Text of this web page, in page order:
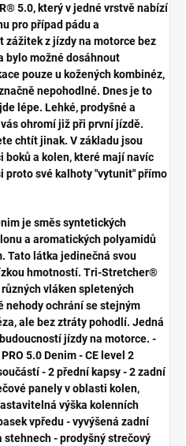
5.0, který v jedné vrstvě nabízí
pro případ pádu a
z jízdy na motorce bez
bylo možné dosáhnout
pouze u kožených kombinéz,
nepohodlné. Dnes je to
lépe. Lehké, prodyšné a
ohromí již při první jízdě.
chtít jinak. V základu jsou
boků a kolen, které mají navíc
proto své kalhoty "vytunit" přímo
je směs syntetických
a aromatických polyamidů
Tato látka jedinečná svou
hmotností. Tri-Stretcher®
různých vláken spletených
nehody ochrání se stejným
ale bez ztráty pohodlí. Jedná
jízdy na motorce. -
5.0 Denim - CE level 2
- 2 přední kapsy - 2 zadní
panely v oblasti kolen,
výška kolenních
vpředu - vyvýšená zadní
- prodyšný strečový